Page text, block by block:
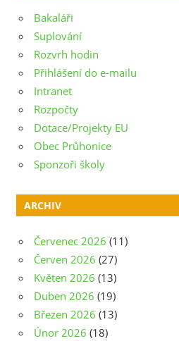
Bakaláři
Suplování
Rozvrh hodin
Přihlášení do e-mailu
Intranet
Rozpočty
Dotace/Projekty EU
Obec Průhonice
Sponzoři školy
ARCHIV
Červenec 2026 (11)
Červen 2026 (27)
Květen 2026 (13)
Duben 2026 (19)
Březen 2026 (13)
Únor 2026 (18)